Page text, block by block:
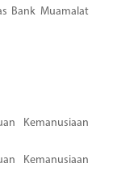
Bank Muamalat
Kemanusiaan
Kemanusiaan